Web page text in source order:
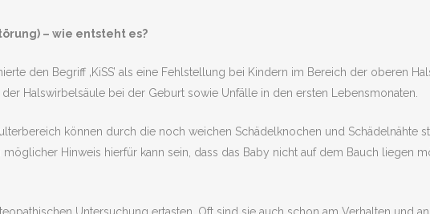
– wie entsteht es?
den Begriff ‚KiSS’ als eine Fehlstellung bei Kindern im Bereich der oberen
Halswirbelsäule bei der Geburt sowie Unfälle in den ersten Lebensmonaten.
können durch die noch weichen Schädelknochen und Schädelnähte
Hinweis hierfür kann sein, dass das Baby nicht auf dem Bauch liegen